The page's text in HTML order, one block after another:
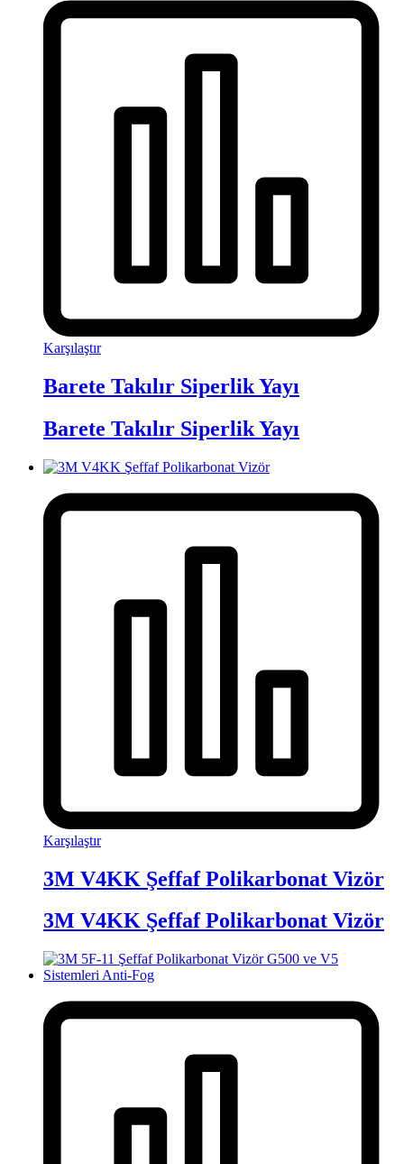
Karşılaştır
Barete Takılır Siperlik Yayı
Barete Takılır Siperlik Yayı
Karşılaştır
3M V4KK Şeffaf Polikarbonat Vizör
3M V4KK Şeffaf Polikarbonat Vizör